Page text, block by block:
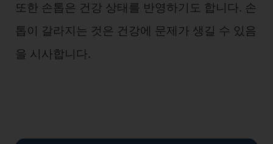
또한 손톱은 건강 상태를 반영하기도 합니다. 손
톱이 갈라지는 것은 건강에 문제가 생길 수 있음
을 시사합니다.